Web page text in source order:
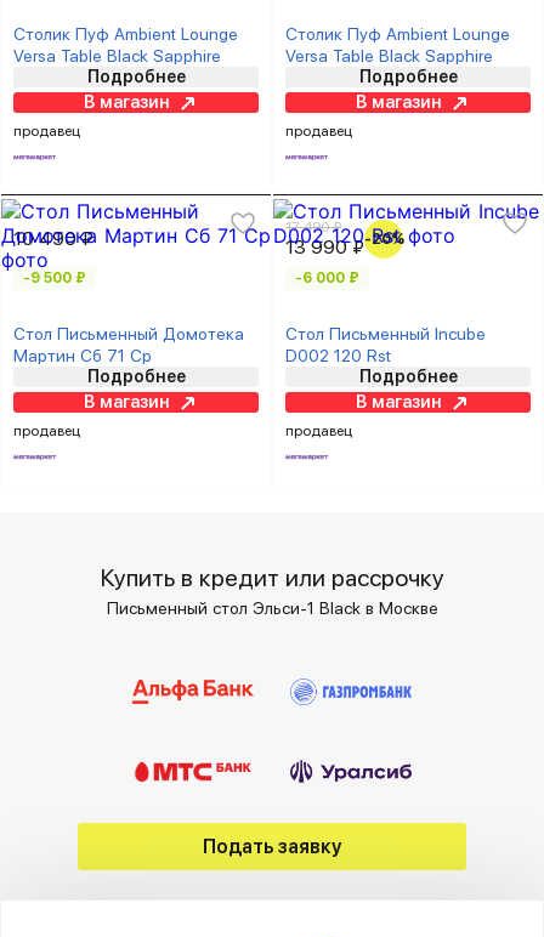
Столик Пуф Ambient Lounge
Versa Table Black Sapphire
Подробнее
В магазин
продавец
Столик Пуф Ambient Lounge
Versa Table Black Sapphire
Подробнее
В магазин
продавец
10 490 ₽
-9 500 ₽
Стол Письменный Домотека
Мартин Сб 71 Ср
Подробнее
В магазин
продавец
17 490 ₽
13 990 ₽-20%
-6 000 ₽
Стол Письменный Incube
D002 120 Rst
Подробнее
В магазин
продавец
Купить в кредит или рассрочку
Письменный стол Эльси-1 Black в Москве
Подать заявку